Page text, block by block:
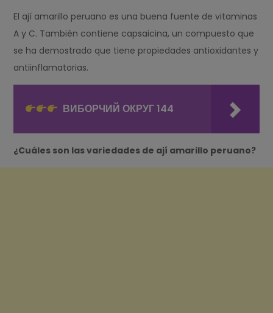
El ají amarillo peruano es una buena fuente de vitaminas
A y C. También contiene capsaicina, un compuesto que
se ha demostrado que tiene propiedades antioxidantes y
antiinflamatorias.
ВИБОРЧИЙ ОКРУГ 144
¿Cuáles son las variedades de ají amarillo peruano?